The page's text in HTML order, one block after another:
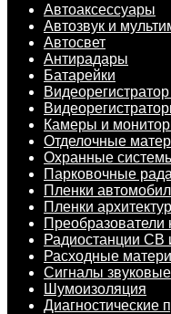
Автоаксессуары
Автозвук и
Автосвет
Антирадары
Батарейки
Камеры и
Отделочные
Охранные
Парковочные
Пленки
Пленки
Преобразователи
Радиостанции CB
Расходные
Сигналы звуковые
Шумоизоляция
Диагностические